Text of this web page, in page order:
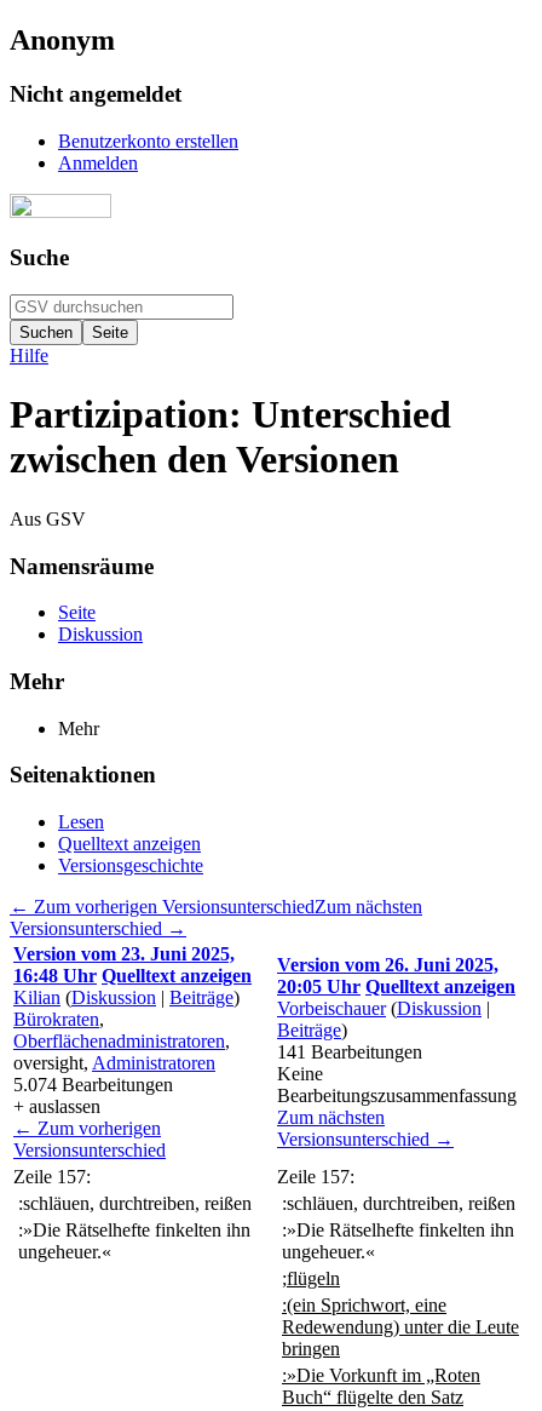
Anonym
Nicht angemeldet
Benutzerkonto erstellen
Anmelden
Suche
Hilfe
Partizipation: Unterschied
zwischen den Versionen
Aus GSV
Namensräume
Seite
Diskussion
Mehr
Mehr
Seitenaktionen
Lesen
Quelltext anzeigen
Versionsgeschichte
← Zum vorherigen VersionsunterschiedZum nächsten
Versionsunterschied →
Version vom 23. Juni 2025,
16:48 Uhr Quelltext anzeigen
Kilian (Diskussion | Beiträge)
Bürokraten,
Oberflächenadministratoren,
oversight, Administratoren
5.074 Bearbeitungen
+ auslassen
← Zum vorherigen
Versionsunterschied
Version vom 26. Juni 2025,
20:05 Uhr Quelltext anzeigen
Vorbeischauer (Diskussion |
Beiträge)
141 Bearbeitungen
Keine
Bearbeitungszusammenfassung
Zum nächsten
Versionsunterschied →
Zeile 157:
Zeile 157:
:schläuen, durchtreiben, reißen
:schläuen, durchtreiben, reißen
:»Die Rätselhefte finkelten ihn
ungeheuer.«
:»Die Rätselhefte finkelten ihn
ungeheuer.«
;flügeln
:(ein Sprichwort, eine
Redewendung) unter die Leute
bringen
:»Die Vorkunft im „Roten
Buch“ flügelte den Satz